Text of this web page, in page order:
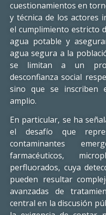
cuestionamientos en
y técnica de los actores
el cumplimiento estricto
agua potable y
agua segura a la
se limitan a un
desconfianza social
sino que se inscriben
amplio.
En particular, se ha
el desafío que
contaminantes
farmacéuticos,
perfluorados, cuya
pueden resultar
avanzadas de
central en la discusión